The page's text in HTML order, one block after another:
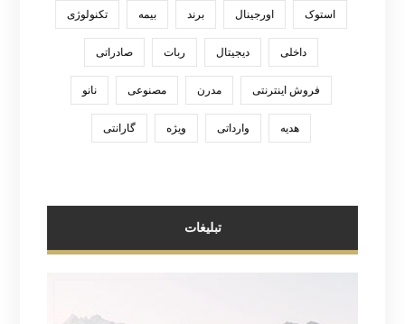
استوک اورجینال برند بیمه تکنولوژی
داخلی دیجیتال ربات صادراتی
فروش اینترنتی مدرن مصنوعی نانو
هدیه وارداتی ویژه گارانتی
تبلیغات